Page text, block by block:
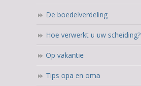
De boedelverdeling
Hoe verwerkt u uw scheiding?
Op vakantie
Tips opa en oma